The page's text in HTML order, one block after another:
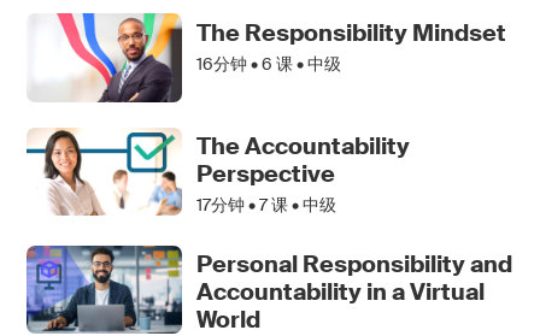
The Responsibility Mindset
16分钟 •6 课 • 中级
The Accountability
Perspective
17分钟 •7课 • 中级
Personal Responsibility and
Accountability in a Virtual
World